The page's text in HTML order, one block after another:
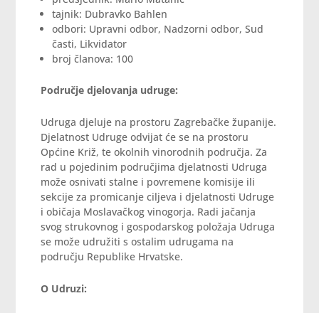
tajnik: Dubravko Bahlen
odbori: Upravni odbor, Nadzorni odbor, Sud
časti, Likvidator
broj članova: 100
Područje djelovanja udruge:
Udruga djeluje na prostoru Zagrebačke županije.
Djelatnost Udruge odvijat će se na prostoru
Općine Križ, te okolnih vinorodnih područja. Za
rad u pojedinim područjima djelatnosti Udruga
može osnivati stalne i povremene komisije ili
sekcije za promicanje ciljeva i djelatnosti Udruge
i običaja Moslavačkog vinogorja. Radi jačanja
svog strukovnog i gospodarskog položaja Udruga
se može udružiti s ostalim udrugama na
području Republike Hrvatske.
O Udruzi: